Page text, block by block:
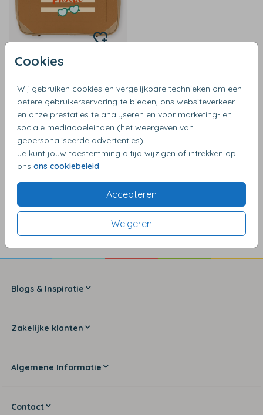
Cookies
Wij gebruiken cookies en vergelijkbare technieken om een
betere gebruikerservaring te bieden, ons websiteverkeer
en onze prestaties te analyseren en voor marketing- en
sociale mediadoeleinden (het weergeven van
gepersonaliseerde advertenties).
Je kunt jouw toestemming altijd wijzigen of intrekken op
ons ons cookiebeleid.
Accepteren
Weigeren
€ 25,99
van de 5 sterren
Blogs & Inspiratie
Zakelijke klanten
Algemene Informatie
Contact